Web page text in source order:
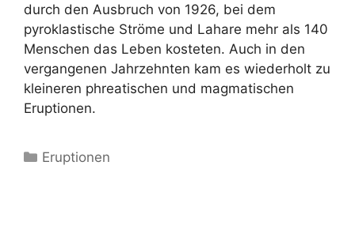
durch den Ausbruch von 1926, bei dem
pyroklastische Ströme und Lahare mehr als 140
Menschen das Leben kosteten. Auch in den
vergangenen Jahrzehnten kam es wiederholt zu
kleineren phreatischen und magmatischen
Eruptionen.
Kategorien
Eruptionen